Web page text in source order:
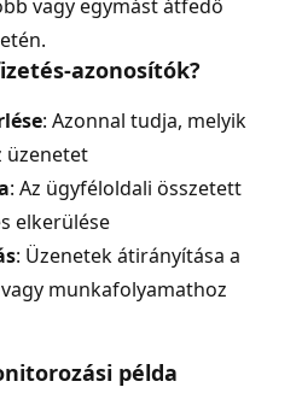
vagy egymást átfedő
azonosítók?
: Azonnal tudja, melyik
üzenetet
: Az ügyféloldali összetett
elkerülése
: Üzenetek átirányítása a
munkafolyamathoz
példa